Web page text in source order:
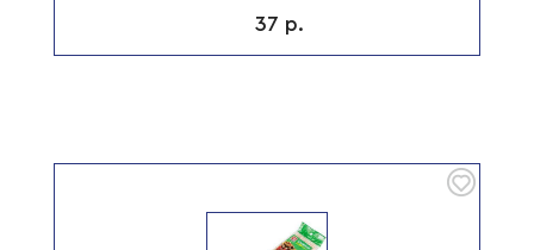
37 р.